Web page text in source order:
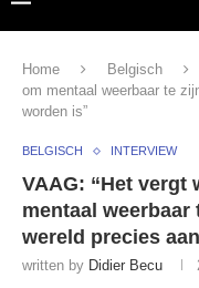
Home Belgisch
om mentaal weerbaar te
worden is”
BELGISCH INTERVIEW
VAAG: “Het vergt
mentaal
wereld precies
written by Didier Becu